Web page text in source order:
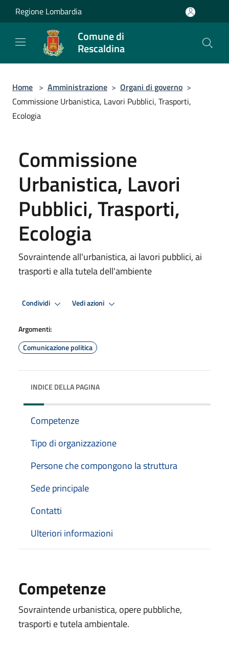
Salta al contenuto principale
Regione Lombardia
Comune di
Rescaldina
Home > Amministrazione > Organi di governo >
Commissione Urbanistica, Lavori Pubblici, Trasporti,
Ecologia
Commissione
Urbanistica, Lavori
Pubblici, Trasporti,
Ecologia
Sovraintende all'urbanistica, ai lavori pubblici, ai
trasporti e alla tutela dell'ambiente
Condividi Vedi azioni
Argomenti:
Comunicazione politica
INDICE DELLA PAGINA
Competenze
Tipo di organizzazione
Persone che compongono la struttura
Sede principale
Contatti
Ulteriori informazioni
Competenze
Sovraintende urbanistica, opere pubbliche,
trasporti e tutela ambientale.